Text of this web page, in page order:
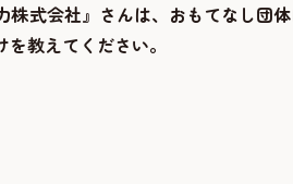
株式会社』さんは、おもてなし団
を教えてください。